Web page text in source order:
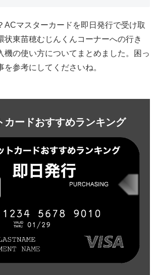
ACマスターカードを即日発行で受け取
状東苗穂むじんくんコーナーへの行き
機の使い方についてまとめました。困っ
を参考にしてくださいね。
カードおすすめランキング